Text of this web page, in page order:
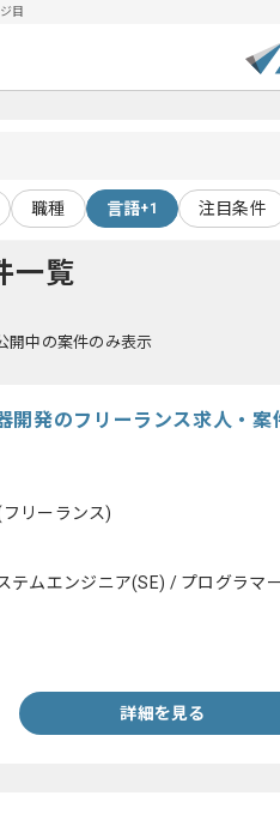
目
職種 言語+1 注目条件
一覧
開中の案件のみ表示
開発のフリーランス求人・案
リーランス)
テムエンジニア(SE) / プログラマ
詳細を見る